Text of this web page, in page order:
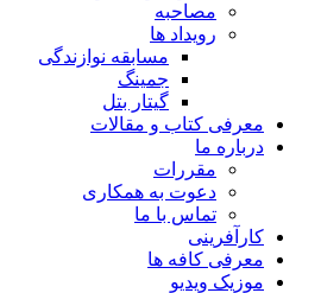
مصاحبه
رویداد ها
مسابقه نوازندگی
جمینگ
گیتار بتل
معرفی کتاب و مقالات
درباره ما
مقررات
دعوت به همکاری
تماس با ما
کارآفرینی
معرفی کافه ها
موزیک ویدیو